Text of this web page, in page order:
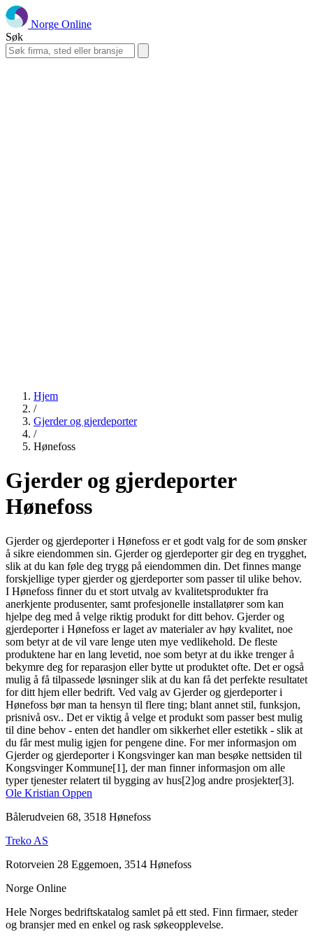
Norge Online
Søk
Hjem
/
Gjerder og gjerdeporter
/
Hønefoss
Gjerder og gjerdeporter
Hønefoss
Gjerder og gjerdeporter i Hønefoss er et godt valg for de som ønsker
å sikre eiendommen sin. Gjerder og gjerdeporter gir deg en trygghet,
slik at du kan føle deg trygg på eiendommen din. Det finnes mange
forskjellige typer gjerder og gjerdeporter som passer til ulike behov.
I Hønefoss finner du et stort utvalg av kvalitetsprodukter fra
anerkjente produsenter, samt profesjonelle installatører som kan
hjelpe deg med å velge riktig produkt for ditt behov. Gjerder og
gjerdeporter i Hønefoss er laget av materialer av høy kvalitet, noe
som betyr at de vil vare lenge uten mye vedlikehold. De fleste
produktene har en lang levetid, noe som betyr at du ikke trenger å
bekymre deg for reparasjon eller bytte ut produktet ofte. Det er også
mulig å få tilpassede løsninger slik at du kan få det perfekte resultatet
for ditt hjem eller bedrift. Ved valg av Gjerder og gjerdeporter i
Hønefoss bør man ta hensyn til flere ting; blant annet stil, funksjon,
prisnivå osv.. Det er viktig å velge et produkt som passer best mulig
til dine behov - enten det handler om sikkerhet eller estetikk - slik at
du får mest mulig igjen for pengene dine. For mer informasjon om
Gjerder og gjerdeporter i Kongsvinger kan man besøke nettsiden til
Kongsvinger Kommune[1], der man finner informasjon om alle
typer tjenester relatert til bygging av hus[2]og andre prosjekter[3].
Ole Kristian Oppen
Bålerudveien 68, 3518 Hønefoss
Treko AS
Rotorveien 28 Eggemoen, 3514 Hønefoss
Norge Online
Hele Norges bedriftskatalog samlet på ett sted. Finn firmaer, steder
og bransjer med en enkel og rask søkeopplevelse.